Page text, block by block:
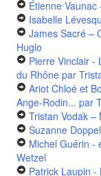
Étienne
Isabelle
James Sacré –
Huglo
Pierre Vinclair -
du Rhône par
Ariot Chloé et
Ange-Rodin... par
Tristan Vodak –
Suzanne
Michel Guérin -
Wetzel
Patrick Laupin